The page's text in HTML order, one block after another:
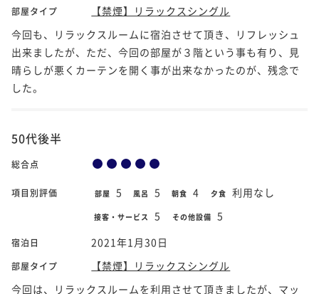
部屋タイプ
【禁煙】リラックスシングル
今回も、リラックスルームに宿泊させて頂き、リフレッシュ
出来ましたが、ただ、今回の部屋が３階という事も有り、見
晴らしが悪くカーテンを開く事が出来なかったのが、残念で
した。
50代後半
総合点
項目別評価 部屋 5 風呂 5 朝食 4 夕食 利用なし
接客・サービス 5 その他設備 5
宿泊日 2021年1月30日
部屋タイプ
【禁煙】リラックスシングル
今回は、リラックスルームを利用させて頂きましたが、マッ